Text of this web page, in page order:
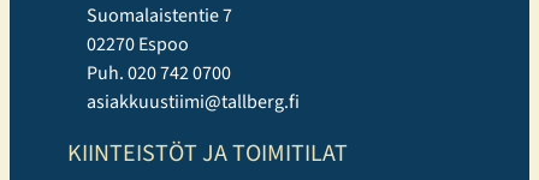
Suomalaistentie 7
02270 Espoo
Puh. 020 742 0700
asiakkuustiimi@tallberg.fi
KIINTEISTÖT JA TOIMITILAT